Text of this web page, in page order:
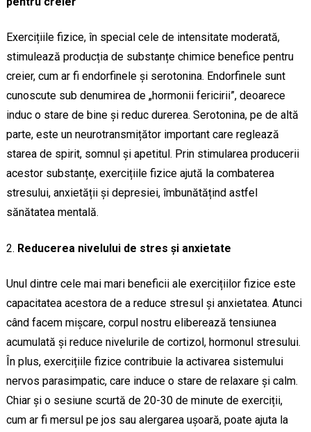
Exercițiile fizice, în special cele de intensitate moderată,
stimulează producția de substanțe chimice benefice pentru
creier, cum ar fi endorfinele și serotonina. Endorfinele sunt
cunoscute sub denumirea de „hormonii fericirii”, deoarece
induc o stare de bine și reduc durerea. Serotonina, pe de altă
parte, este un neurotransmițător important care reglează
starea de spirit, somnul și apetitul. Prin stimularea producerii
acestor substanțe, exercițiile fizice ajută la combaterea
stresului, anxietății și depresiei, îmbunătățind astfel
sănătatea mentală.
Reducerea nivelului de stres și anxietate
Unul dintre cele mai mari beneficii ale exercițiilor fizice este
capacitatea acestora de a reduce stresul și anxietatea. Atunci
când facem mișcare, corpul nostru eliberează tensiunea
acumulată și reduce nivelurile de cortizol, hormonul stresului.
În plus, exercițiile fizice contribuie la activarea sistemului
nervos parasimpatic, care induce o stare de relaxare și calm.
Chiar și o sesiune scurtă de 20-30 de minute de exerciții,
cum ar fi mersul pe jos sau alergarea ușoară, poate ajuta la